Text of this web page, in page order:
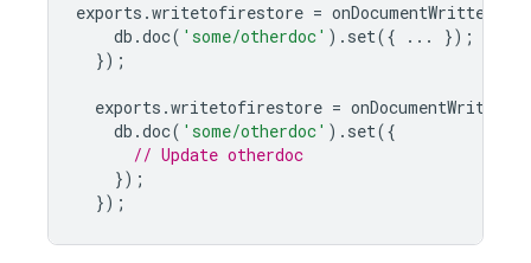
exports .writetofirestore = onDocumentWritten
db .doc( 'some/otherdoc' ). set({ ...
});
});
exports .writetofirestore = onDocumentWritten
db .doc( 'some/otherdoc' ). set({
// Update otherdoc
});
});